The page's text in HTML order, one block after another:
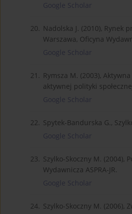
Google Scholar
20. Nadolska J. (2010), Rynek
Warszawa, Oficyna
Google Scholar
21. Rymsza M. (2003),
aktywnej polityki
Google Scholar
22. Spytek-Bandurska G.,
Google Scholar
23. Szylko-Skoczny M. (2004),
Wydawnicza ASPRA-JR.
Google Scholar
24. Szylko-Skoczny M. (2006),